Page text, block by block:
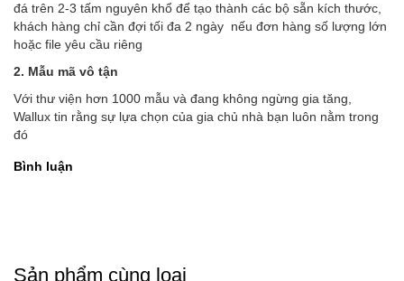
đá trên 2-3 tấm nguyên khổ để tạo thành các bộ sẵn kích thước,
khách hàng chỉ cần đợi tối đa 2 ngày nếu đơn hàng số lượng lớn
hoặc file yêu cầu riêng
2. Mẫu mã vô tận
Với thư viện hơn 1000 mẫu và đang không ngừng gia tăng,
Wallux tin rằng sự lựa chọn của gia chủ nhà bạn luôn nằm trong
đó
Bình luận
Sản phẩm cùng loại